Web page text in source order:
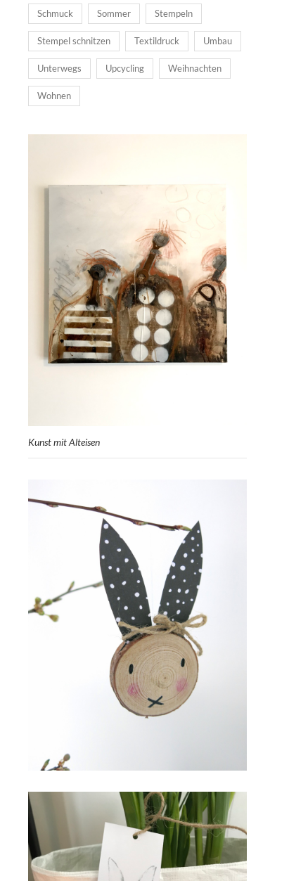
Schmuck Sommer Stempeln
Stempel schnitzen Textildruck Umbau
Unterwegs Upcycling Weihnachten
Wohnen
Kunst mit Alteisen